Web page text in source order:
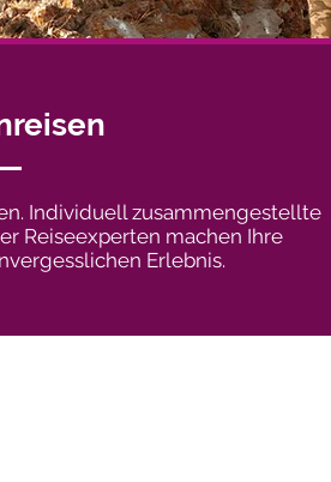
Individuell zusammengestellte
Reiseexperten machen Ihre
Erlebnis.